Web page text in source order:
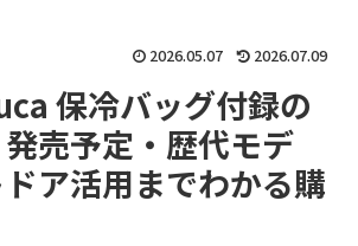
2026.05.07 2026.07.09
保冷バッグ付録の
売予定・歴代モデ
ア活用までわかる購